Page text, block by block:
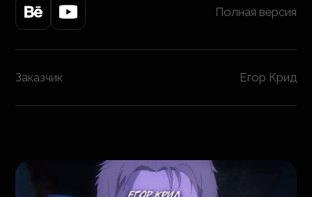
Полная версия
Заказчик Егор Крид